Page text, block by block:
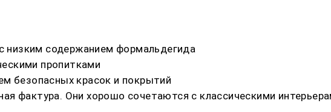
низким содержанием формальдегида
пропитками
безопасных красок и покрытий
фактура. Они хорошо сочетаются с классическими